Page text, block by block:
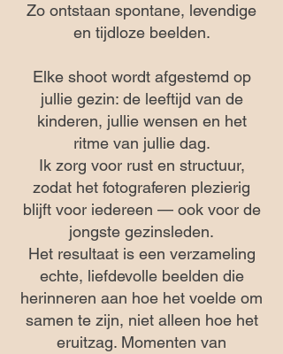
Zo ontstaan spontane, levendige
en tijdloze beelden.
Elke shoot wordt afgestemd op
jullie gezin: de leeftijd van de
kinderen, jullie wensen en het
ritme van jullie dag.
Ik zorg voor rust en structuur,
zodat het fotograferen plezierig
blijft voor iedereen — ook voor de
jongste gezinsleden.
Het resultaat is een verzameling
echte, liefdevolle beelden die
herinneren aan hoe het voelde om
samen te zijn, niet alleen hoe het
eruitzag. Momenten van